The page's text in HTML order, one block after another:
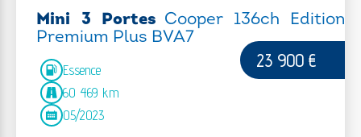
Mini 3 Portes Cooper 136ch Edition
Premium Plus BVA7
Essence
60 469 km
05/2023
23 900 €